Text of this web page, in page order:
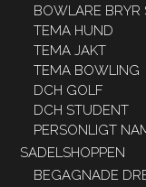
BOWLARE BRYR
TEMA HUND
TEMA JAKT
TEMA BOWLING
DCH GOLF
DCH STUDENT
PERSONLIGT
SADELSHOPPEN
BEGAGNADE